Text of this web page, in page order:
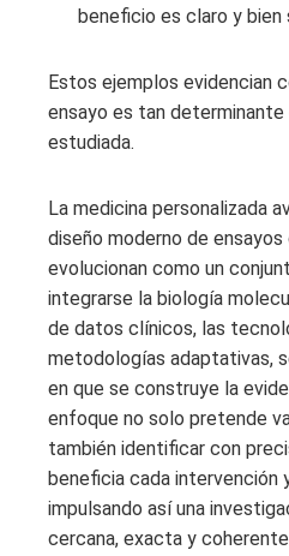
beneficio es claro y bien
Estos ejemplos evidencian
ensayo es tan
estudiada.
La medicina personalizada
diseño moderno de
evolucionan como un
integrarse la biología
de datos clínicos, las
metodologías adaptativas,
en que se construye la
enfoque no solo pretende
también identificar con
beneficia cada intervención
impulsando así una
cercana, exacta y